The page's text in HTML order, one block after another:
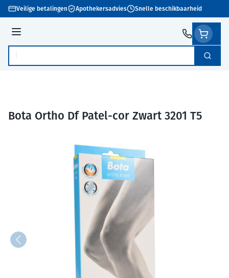
Ga naar de inhoud
Veilige betalingen Apothekersadvies Snelle beschikbaarheid
Menu
Product, merk, categorie... Zoek
Bota Ortho Df Patel-cor Zwart 3201 T5